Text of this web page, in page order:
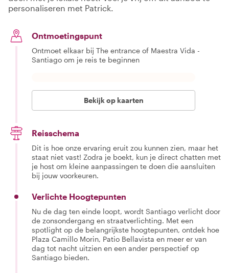
personaliseren met Patrick.
Ontmoetingspunt
Ontmoet elkaar bij The entrance of Maestra Vida -
Santiago om je reis te beginnen
Bekijk op kaarten
Reisschema
Dit is hoe onze ervaring eruit zou kunnen zien, maar het
staat niet vast! Zodra je boekt, kun je direct chatten met
je host om kleine aanpassingen te doen die aansluiten
bij jouw voorkeuren.
Verlichte Hoogtepunten
Nu de dag ten einde loopt, wordt Santiago verlicht door
de zonsondergang en straatverlichting. Met een
spotlight op de belangrijkste hoogtepunten, ontdek hoe
Plaza Camillo Morin, Patio Bellavista en meer er van
dag tot nacht uitzien en een ander perspectief op
Santiago bieden.